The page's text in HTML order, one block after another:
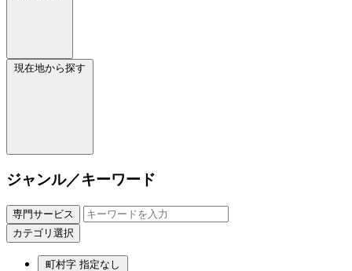
現在地から探す
ジャンル／キーワード
専門サービス
カテゴリ選択
町村字 指定なし